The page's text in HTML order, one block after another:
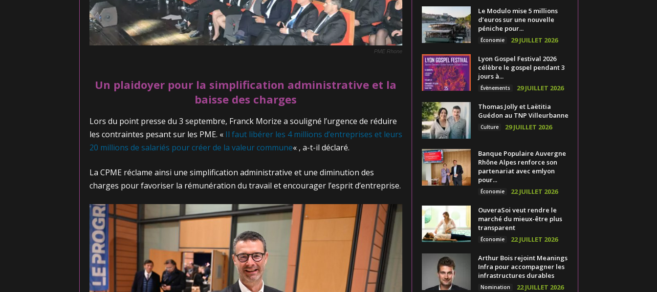
PME Rhone
Un plaidoyer pour la simplification administrative et la
baisse des charges
Lors du point presse du 3 septembre, Franck Morize a souligné l’urgence de réduire
les contraintes pesant sur les PME. « Il faut libérer les 4 millions d’entreprises et leurs
20 millions de salariés pour créer de la valeur commune« , a-t-il déclaré.
La CPME réclame ainsi une simplification administrative et une diminution des
charges pour favoriser la rémunération du travail et encourager l’esprit d’entreprise.
Le Modulo mise 5 millions
d’euros sur une nouvelle
péniche pour...
Économie 29 JUILLET 2026
Lyon Gospel Festival 2026
célèbre le gospel pendant 3
jours à...
Évènements 29 JUILLET 2026
Thomas Jolly et Laëtitia
Guédon au TNP Villeurbanne
Culture 29 JUILLET 2026
Banque Populaire Auvergne
Rhône Alpes renforce son
partenariat avec emlyon
pour...
Économie 22 JUILLET 2026
OuveraSoi veut rendre le
marché du mieux-être plus
transparent
Économie 22 JUILLET 2026
Arthur Bois rejoint Meanings
Infra pour accompagner les
infrastructures durables
Nomination 22 JUILLET 2026